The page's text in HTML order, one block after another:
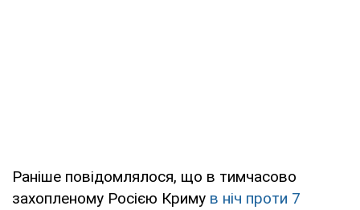
Раніше повідомлялося, що в тимчасово
захопленому Росією Криму в ніч проти 7